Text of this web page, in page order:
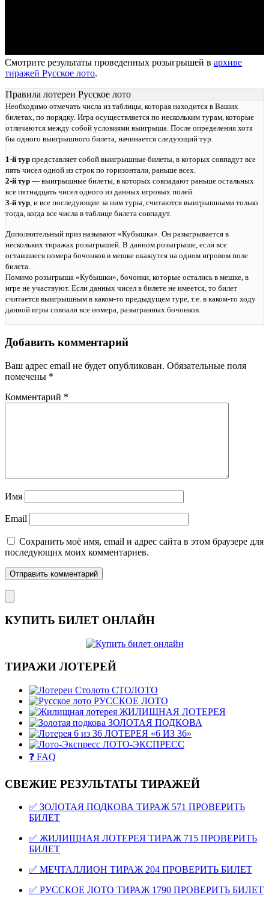
Смотрите результаты проведенных розыгрышей в архиве
тиражей Русское лото.
Правила лотереи Русское лото
Необходимо отмечать числа из таблицы, которая находится в Ваших
билетах, по порядку. Игра осуществляется по нескольким турам, которые
отличаются между собой условиями выигрыша. После определения хотя
бы одного выигрышного билета, начинается следующий тур.
1-й тур представляет собой выигрышные билеты, в которых совпадут все
пять чисел одной из строк по горизонтали, раньше всех.
2-й тур — выигрышные билеты, в которых совпадают раньше остальных
все пятнадцать чисел одного из данных игровых полей.
3-й тур , и все последующие за ним туры, считаются выигрышными только
тогда, когда все числа в таблице билета совпадут.
Дополнительный приз называют «Кубышка». Он разыгрывается в
нескольких тиражах розыгрышей. В данном розыгрыше, если все
оставшиеся номера бочонков в мешке окажутся на одном игровом поле
билета.
Помимо розыгрыша «Кубышки», бочонки, которые остались в мешке, в
игре не участвуют. Если данных чисел в билете не имеется, то билет
считается выигрышным в каком-то предыдущем туре, т.е. в каком-то ходу
данной игры совпали все номера, разыгранных бочонков.
Добавить комментарий
Ваш адрес email не будет опубликован. Обязательные поля
помечены *
Комментарий *
Имя
Email
Сохранить моё имя, email и адрес сайта в этом браузере для
последующих моих комментариев.
КУПИТЬ БИЛЕТ ОНЛАЙН
ТИРАЖИ ЛОТЕРЕЙ
СТОЛОТО
РУССКОЕ ЛОТО
ЖИЛИЩНАЯ ЛОТЕРЕЯ
ЗОЛОТАЯ ПОДКОВА
ЛОТЕРЕЯ «6 ИЗ 36»
ЛОТО-ЭКСПРЕСС
❓ FAQ
СВЕЖИЕ РЕЗУЛЬТАТЫ ТИРАЖЕЙ
✅ ЗОЛОТАЯ ПОДКОВА ТИРАЖ 571 ПРОВЕРИТЬ
БИЛЕТ
✅ ЖИЛИЩНАЯ ЛОТЕРЕЯ ТИРАЖ 715 ПРОВЕРИТЬ
БИЛЕТ
✅ МЕЧТАЛЛИОН ТИРАЖ 204 ПРОВЕРИТЬ БИЛЕТ
✅ РУССКОЕ ЛОТО ТИРАЖ 1790 ПРОВЕРИТЬ БИЛЕТ